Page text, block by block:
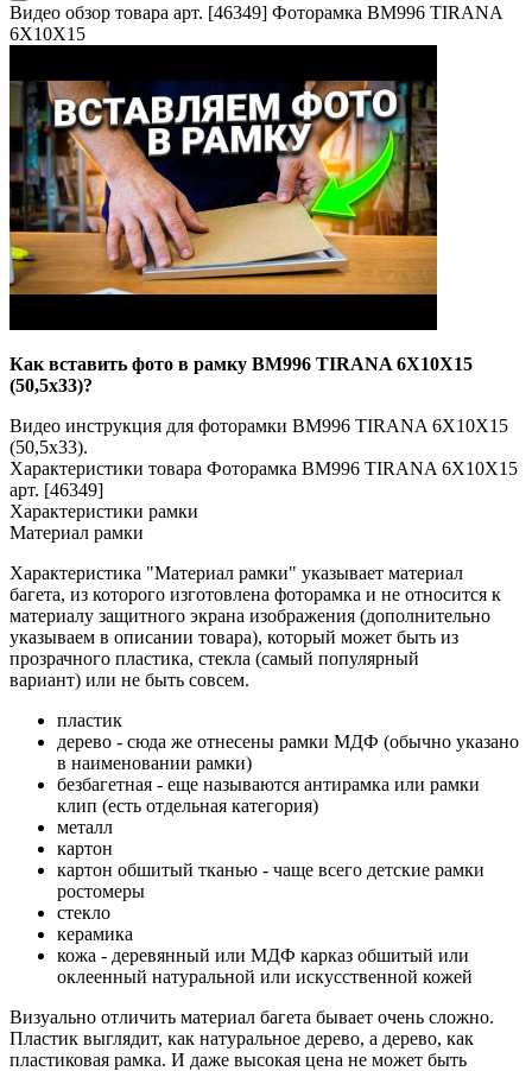
Видео обзор товара арт. [46349] Фоторамка BM996 TIRANA
6X10X15
Как вставить фото в рамку BM996 TIRANA 6X10X15
(50,5x33)?
Видео инструкция для фоторамки BM996 TIRANA 6X10X15
(50,5x33).
Характеристики товара Фоторамка BM996 TIRANA 6X10X15
арт. [46349]
Характеристики рамки
Материал рамки
Характеристика "Материал рамки" указывает материал
багета, из которого изготовлена фоторамка и не относится к
материалу защитного экрана изображения (дополнительно
указываем в описании товара), который может быть из
прозрачного пластика, стекла (самый популярный
вариант) или не быть совсем.
пластик
дерево - сюда же отнесены рамки МДФ (обычно указано
в наименовании рамки)
безбагетная - еще называются антирамка или рамки
клип (есть отдельная категория)
металл
картон
картон обшитый тканью - чаще всего детские рамки
ростомеры
стекло
керамика
кожа - деревянный или МДФ карказ обшитый или
оклеенный натуральной или искусственной кожей
Визуально отличить материал багета бывает очень сложно.
Пластик выглядит, как натуральное дерево, а дерево, как
пластиковая рамка. И даже высокая цена не может быть